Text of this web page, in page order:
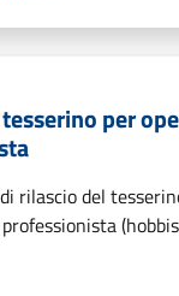
per
rilascio del